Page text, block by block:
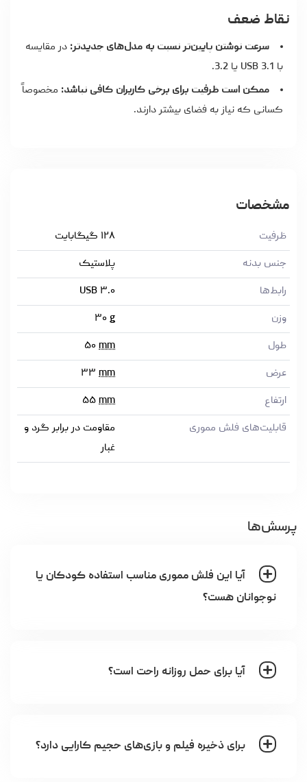
نقاط ضعف
سرعت نوشتن پایین‌تر نسبت به مدل‌های جدیدتر: در مقایسه
با USB 3.1 یا 3.2.
ممکن است ظرفیت برای برخی کاربران کافی نباشد: مخصوصاً
کسانی که نیاز به فضای بیشتر دارند.
مشخصات
ظرفیت
۱۲۸ گیگابایت
جنس بدنه
پلاستیک
رابط‌ها
USB ۳.۰
وزن
۳۰ g
طول
۵۰ mm
عرض
۳۳ mm
ارتفاع
۵۵ mm
قابلیت‌های فلش مموری
مقاومت در برابر گرد و
غبار
پرسش‌ها
آیا این فلش مموری مناسب استفاده کودکان یا
نوجوانان هست؟
آیا برای حمل روزانه راحت است؟
برای ذخیره فیلم و بازی‌های حجیم کارایی دارد؟